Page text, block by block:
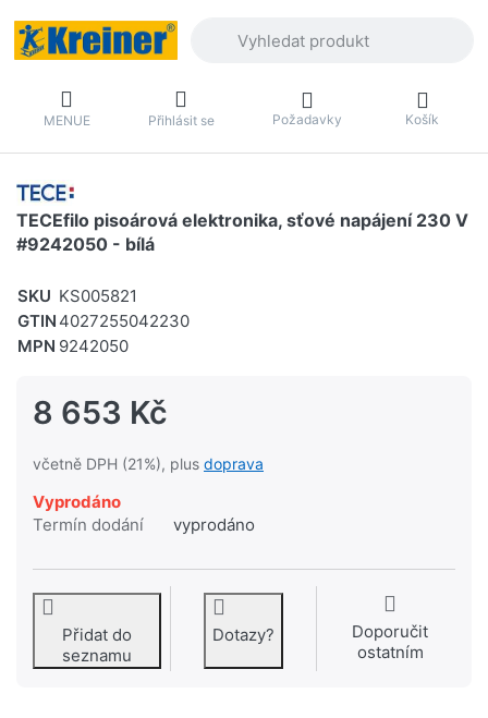
MENUE Přihlásit se Požadavky Košík
TECEfilo pisoárová elektronika, sťové napájení 230 V
#9242050 - bílá
SKU KS005821
GTIN 4027255042230
MPN 9242050
8 653 Kč
včetně DPH (21%), plus doprava
Vyprodáno
Termín dodání
vyprodáno
Přidat do
seznamu
Dotazy?
Doporučit
ostatním